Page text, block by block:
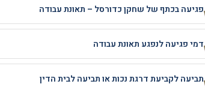
פגיעה בכתף של שחקן כדורסל – תאונת עבודה
דמי פגיעה לנפגע תאונת עבודה
תביעה לקביעת דרגת נכות או תביעה לבית הדין